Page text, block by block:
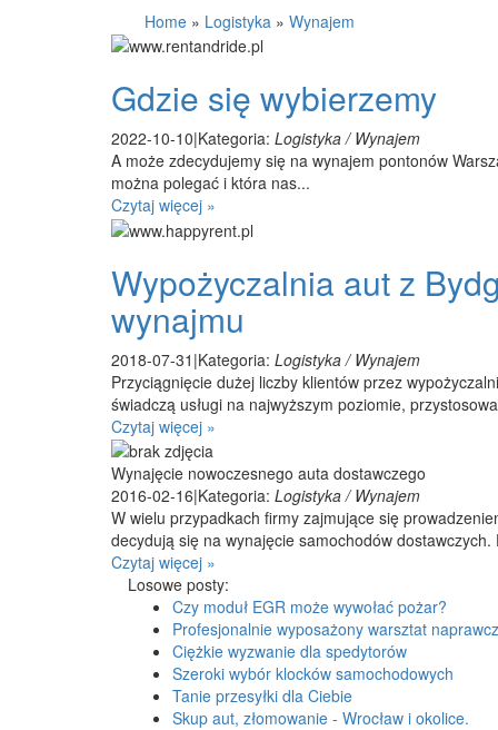
Home » Logistyka » Wynajem
Gdzie się wybierzemy
2022-10-10|Kategoria: Logistyka / Wynajem
A może zdecydujemy się na wynajem pontonów
można polegać i która nas...
Czytaj więcej »
Wypożyczalnia aut z
wynajmu
2018-07-31 |Kategoria: Logistyka / Wynajem
Przyciągnięcie dużej liczby klientów przez
świadczą usługi na najwyższym poziomie,
Czytaj więcej »
Wynajęcie nowoczesnego auta dostawczego
2016-02-16|Kategoria: Logistyka / Wynajem
W wielu przypadkach firmy zajmujące się
decydują się na wynajęcie samochodów
Czytaj więcej »
Losowe posty:
Czy moduł EGR może wywołać pożar?
Profesjonalnie wyposażony warsztat
Ciężkie wyzwanie dla spedytorów
Szeroki wybór klocków samochodowych
Tanie przesyłki dla Ciebie
Skup aut, złomowanie - Wrocław i okolice.